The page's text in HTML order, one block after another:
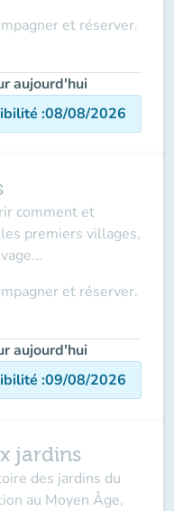
et réserver.
aujourd'hui
:08/08/2026
comment et
premiers villages,
et réserver.
aujourd'hui
:09/08/2026
jardins
des jardins du
au Moyen Âge,